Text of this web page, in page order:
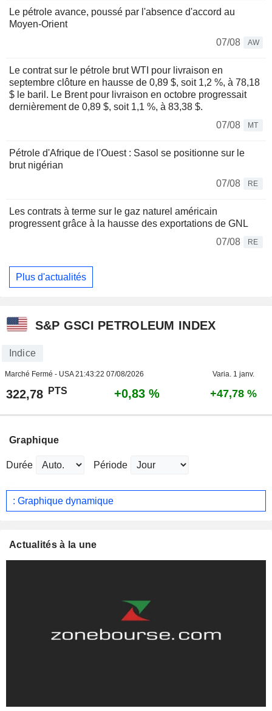
Le pétrole avance, poussé par l'absence d'accord au
Moyen-Orient
07/08
AW
Le contrat sur le pétrole brut WTI pour livraison en
septembre clôture en hausse de 0,89 $, soit 1,2 %, à 78,18
$ le baril. Le Brent pour livraison en octobre progressait
dernièrement de 0,89 $, soit 1,1 %, à 83,38 $.
07/08
MT
Pétrole d'Afrique de l'Ouest : Sasol se positionne sur le
brut nigérian
07/08
RE
Les contrats à terme sur le gaz naturel américain
progressent grâce à la hausse des exportations de GNL
07/08
RE
Plus d'actualités
S&P GSCI PETROLEUM INDEX
Indice
Marché Fermé - USA21:43:22 07/08/2026 Varia. 1 janv.
322,78 PTS +0,83 % +47,78 %
Graphique
Durée Période
: Graphique dynamique
Actualités à la une